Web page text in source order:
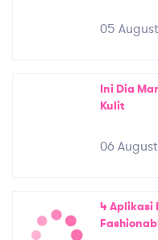
05
Ini Dia
Kulit
06
4 Aplikasi